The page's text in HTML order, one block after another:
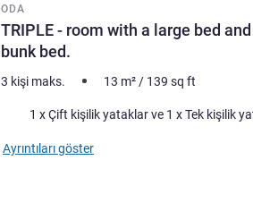
ODA
TRIPLE - room with a large bed
bunk bed.
3 kişi maks. 13 m² / 139 sq ft
1 x Çift kişilik yataklar ve 1 x Tek
Ayrıntıları göster